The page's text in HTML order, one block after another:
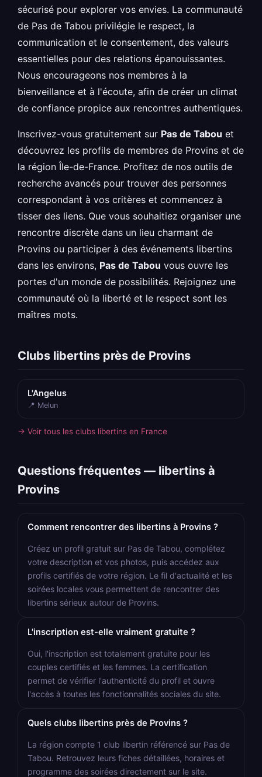
sécurisé pour explorer vos envies. La communauté
de Pas de Tabou privilégie le respect, la
communication et le consentement, des valeurs
essentielles pour des relations épanouissantes.
Nous encourageons nos membres à la
bienveillance et à l'écoute, afin de créer un climat
de confiance propice aux rencontres authentiques.
Inscrivez-vous gratuitement sur Pas de Tabou et
découvrez les profils de membres de Provins et de
la région Île-de-France. Profitez de nos outils de
recherche avancés pour trouver des personnes
correspondant à vos critères et commencez à
tisser des liens. Que vous souhaitiez organiser une
rencontre discrète dans un lieu charmant de
Provins ou participer à des événements libertins
dans les environs, Pas de Tabou vous ouvre les
portes d'un monde de possibilités. Rejoignez une
communauté où la liberté et le respect sont les
maîtres mots.
Clubs libertins près de Provins
L'Angelus
📍 Melun
→ Voir tous les clubs libertins en France
Questions fréquentes — libertins à
Provins
Comment rencontrer des libertins à Provins ?
Créez un profil gratuit sur Pas de Tabou, complétez
votre description et vos photos, puis accédez aux
profils certifiés de votre région. Le fil d'actualité et les
soirées locales vous permettent de rencontrer des
libertins sérieux autour de Provins.
L'inscription est-elle vraiment gratuite ?
Oui, l'inscription est totalement gratuite pour les
couples certifiés et les femmes. La certification
permet de vérifier l'authenticité du profil et ouvre
l'accès à toutes les fonctionnalités sociales du site.
Quels clubs libertins près de Provins ?
La région compte 1 club libertin référencé sur Pas de
Tabou. Retrouvez leurs fiches détaillées, horaires et
programme des soirées directement sur le site.